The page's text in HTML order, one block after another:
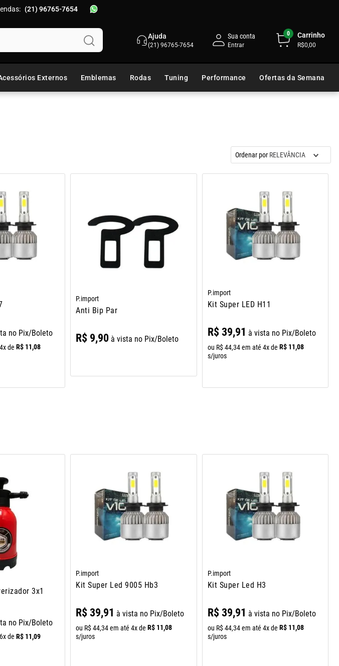
(21) 96765-7654
Ajuda
(21) 96765-7654
Sua conta 0 Carrinho
R$0,00
Externos Emblemas Rodas Tuning Performance Ofertas da Semana
Ordenar por RELEVÂNCIA
no Pix/Boleto
4x de R$ 11,08
P.import
Anti Bip Par
R$ 9,90 à vista no Pix/Boleto
P.import
Kit Super LED H11
R$ 39,91 à vista no Pix/Boleto
ou R$ 44,34 em até 4x de R$ 11,08
s/juros
3x1
no Pix/Boleto
6x de R$ 11,09
P.import
Kit Super Led 9005 Hb3
R$ 39,91 à vista no Pix/Boleto
ou R$44,34em até 4x de R$ 11,08
s/juros
P.import
Kit Super Led H3
R$ 39,91 à vista no Pix/Boleto
ou R$ 44,34 em até 4x de R$ 11,08
s/juros